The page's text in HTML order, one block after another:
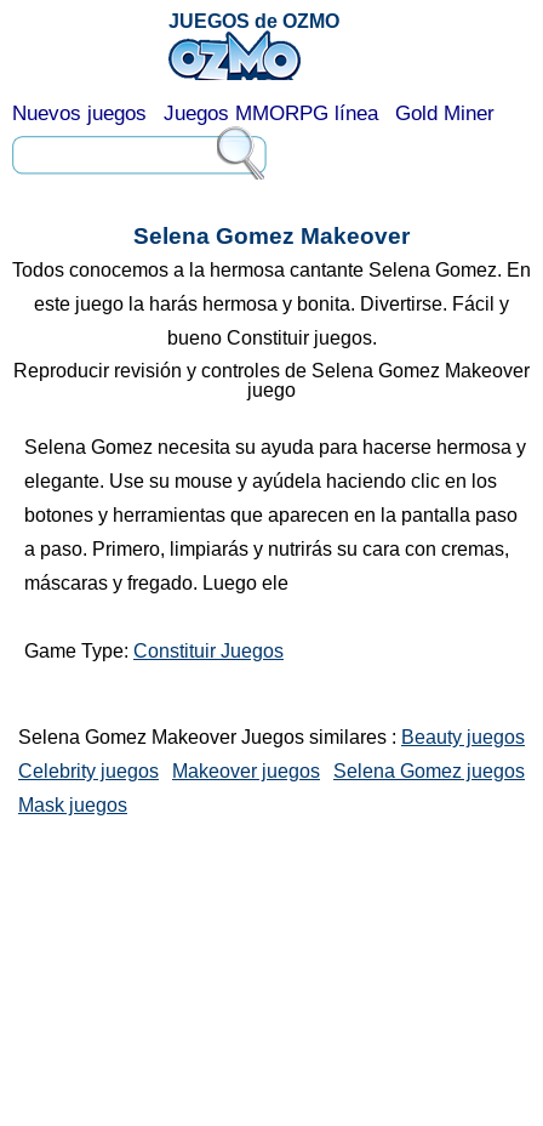
Selena Gomez Makeover
Todos conocemos a la hermosa cantante Selena Gomez. En
este juego la harás hermosa y bonita. Divertirse. Fácil y
bueno Constituir juegos.
Reproducir revisión y controles de Selena Gomez Makeover
juego
Selena Gomez necesita su ayuda para hacerse hermosa y
elegante. Use su mouse y ayúdela haciendo clic en los
botones y herramientas que aparecen en la pantalla paso
a paso. Primero, limpiarás y nutrirás su cara con cremas,
máscaras y fregado. Luego ele
Game Type: Constituir Juegos
Selena Gomez Makeover Juegos similares : Beauty juegos
Celebrity juegos
Makeover juegos
Selena Gomez juegos
Mask juegos
JUEGOS de OZMO
Nuevos juegos Juegos MMORPG línea Gold Miner